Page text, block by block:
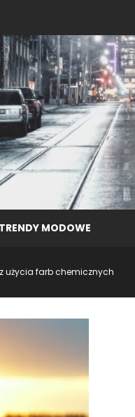
TRENDY MODOWE
użycia farb chemicznych